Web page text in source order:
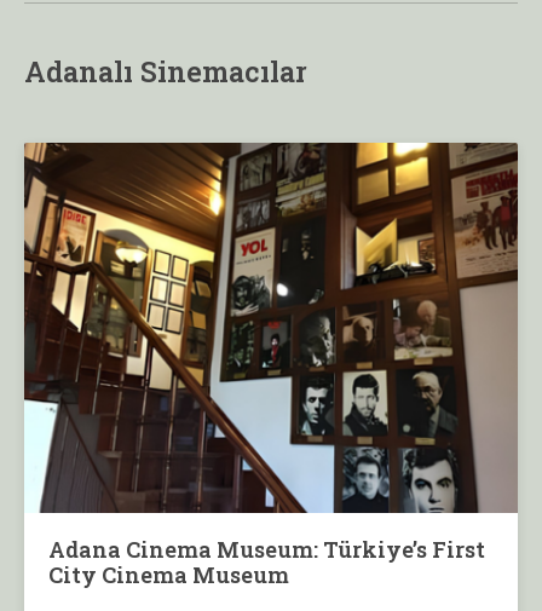
Adanalı Sinemacılar
Adana Cinema Museum: Türkiye’s First
City Cinema Museum